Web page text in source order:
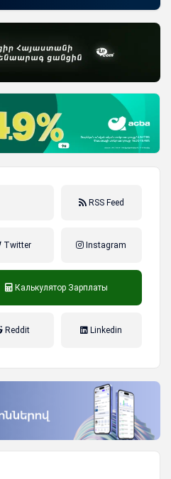
RSS Feed
Twitter Instagram
Калькулятор Зарплаты
Reddit Linkedin